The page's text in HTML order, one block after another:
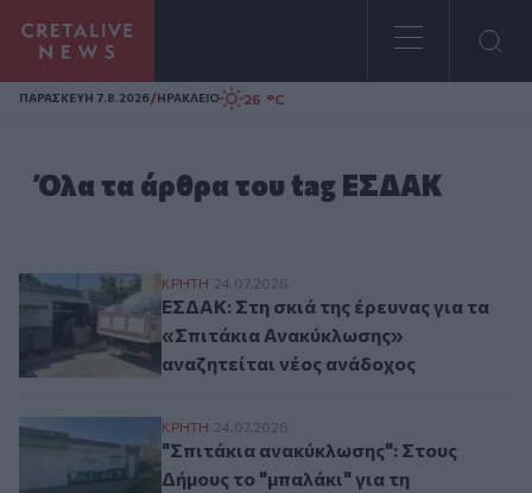
Homepage
ΠΑΡΑΣΚΕΥΗ 7.8.2026/ΗΡΑΚΛΕΙΟ 26 °C
Όλα τα άρθρα του tag ΕΣΔΑΚ
ΕΣΔΑΚ: Στη σκιά της έρευνας για τα
ΚΡΗΤΗ 24.07.2026
ΕΣΔΑΚ: Στη σκιά της έρευνας για τα
«Σπιτάκια Ανακύκλωσης»
αναζητείται νέος ανάδοχος
"Σπιτάκια ανακύκλωσης": Στους Δήμους
ΚΡΗΤΗ 24.07.2026
"Σπιτάκια ανακύκλωσης": Στους
Δήμους το "μπαλάκι" για τη